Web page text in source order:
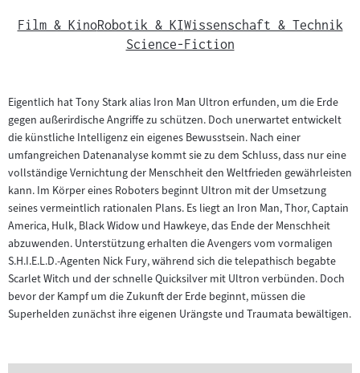
Film & KinoRobotik & KIWissenschaft & Technik
Science-Fiction
Eigentlich hat Tony Stark alias Iron Man Ultron erfunden, um die Erde
gegen außerirdische Angriffe zu schützen. Doch unerwartet entwickelt
die künstliche Intelligenz ein eigenes Bewusstsein. Nach einer
umfangreichen Datenanalyse kommt sie zu dem Schluss, dass nur eine
vollständige Vernichtung der Menschheit den Weltfrieden gewährleisten
kann. Im Körper eines Roboters beginnt Ultron mit der Umsetzung
seines vermeintlich rationalen Plans. Es liegt an Iron Man, Thor, Captain
America, Hulk, Black Widow und Hawkeye, das Ende der Menschheit
abzuwenden. Unterstützung erhalten die Avengers vom vormaligen
S.H.I.E.L.D.-Agenten Nick Fury, während sich die telepathisch begabte
Scarlet Witch und der schnelle Quicksilver mit Ultron verbünden. Doch
bevor der Kampf um die Zukunft der Erde beginnt, müssen die
Superhelden zunächst ihre eigenen Urängste und Traumata bewältigen.